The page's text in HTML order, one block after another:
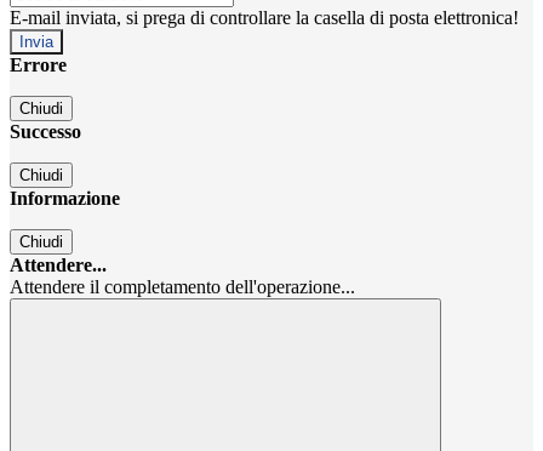
E-mail inviata, si prega di controllare la casella di posta elettronica!
Errore
Chiudi
Successo
Chiudi
Informazione
Chiudi
Attendere...
Attendere il completamento dell'operazione...